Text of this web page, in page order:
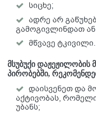
სიცხე;
ადრე არ
გამოგივლინდათ
მწვავე ტკივილი.
მსუბუქი დაჟეჟილობის
პირობებში,
დაისვენეთ და
აქტივობას,
უბანს;